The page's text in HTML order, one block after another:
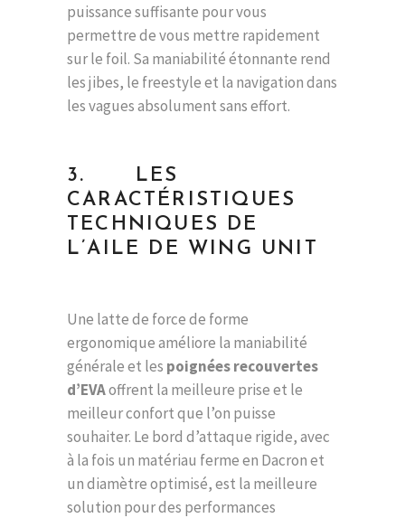
puissance suffisante pour vous
permettre de vous mettre rapidement
sur le foil. Sa maniabilité étonnante rend
les jibes, le freestyle et la navigation dans
les vagues absolument sans effort.
3. LES
CARACTÉRISTIQUES
TECHNIQUES DE
L’AILE DE WING UNIT
Une latte de force de forme
ergonomique améliore la maniabilité
générale et les poignées recouvertes
d’EVAoffrent la meilleure prise et le
meilleur confort que l’on puisse
souhaiter. Le bord d’attaque rigide, avec
à la fois un matériau ferme en Dacron et
un diamètre optimisé, est la meilleure
solution pour des performances